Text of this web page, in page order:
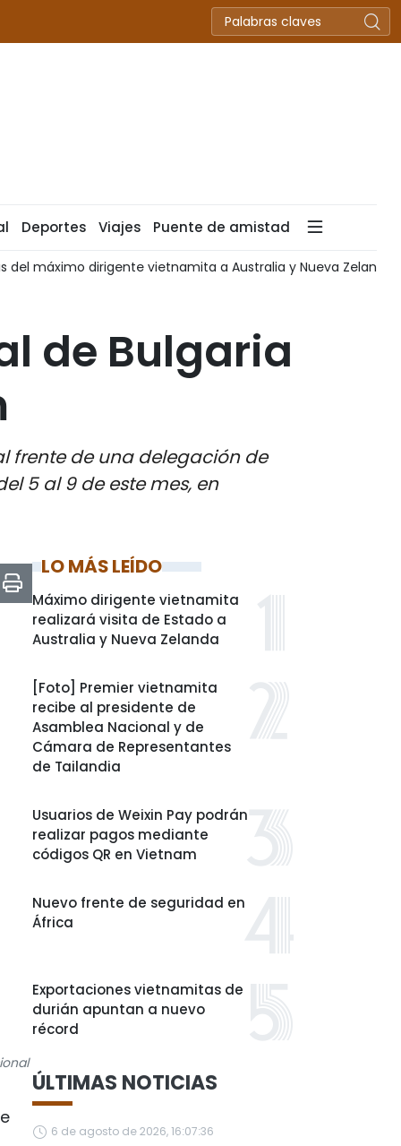
Deportes Viajes Puente de amistad
del máximo dirigente vietnamita a Australia y Nueva
de Bulgaria
frente de una delegación de
5 al 9 de este mes, en
LO MÁS LEÍDO
Máximo dirigente vietnamita
realizará visita de Estado a
Australia y Nueva Zelanda
[Foto] Premier vietnamita
recibe al presidente de
Asamblea Nacional y de
Cámara de Representantes
de Tailandia
Usuarios de Weixin Pay podrán
realizar pagos mediante
códigos QR en Vietnam
Nuevo frente de seguridad en
África
Exportaciones vietnamitas de
durián apuntan a nuevo
récord
ÚLTIMAS NOTICIAS
6 de agosto de 2026, 16:07:36